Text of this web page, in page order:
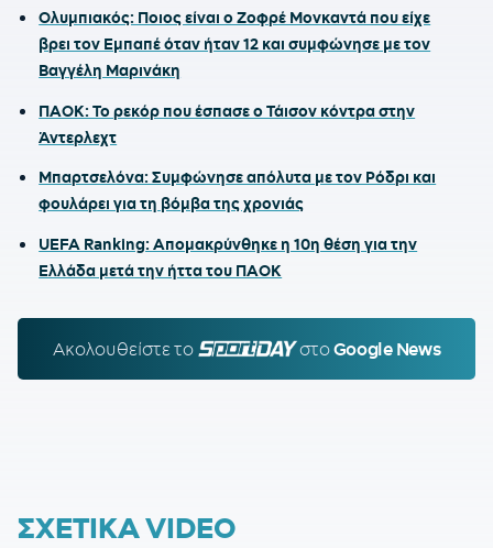
Ολυμπιακός: Ποιος είναι ο Ζοφρέ Μονκαντά που είχε
βρει τον Εμπαπέ όταν ήταν 12 και συμφώνησε με τον
Βαγγέλη Μαρινάκη
ΠΑΟΚ: Το ρεκόρ που έσπασε ο Τάισον κόντρα στην
Άντερλεχτ
Μπαρτσελόνα: Συμφώνησε απόλυτα με τον Ρόδρι και
φουλάρει για τη βόμβα της χρονιάς
UEFA Ranking: Απομακρύνθηκε η 10η θέση για την
Ελλάδα μετά την ήττα του ΠΑΟΚ
Ακολουθείστε τo SPORTDAY.GR
στοGoogle News
ΣΧΕΤΙΚΑ VIDEO